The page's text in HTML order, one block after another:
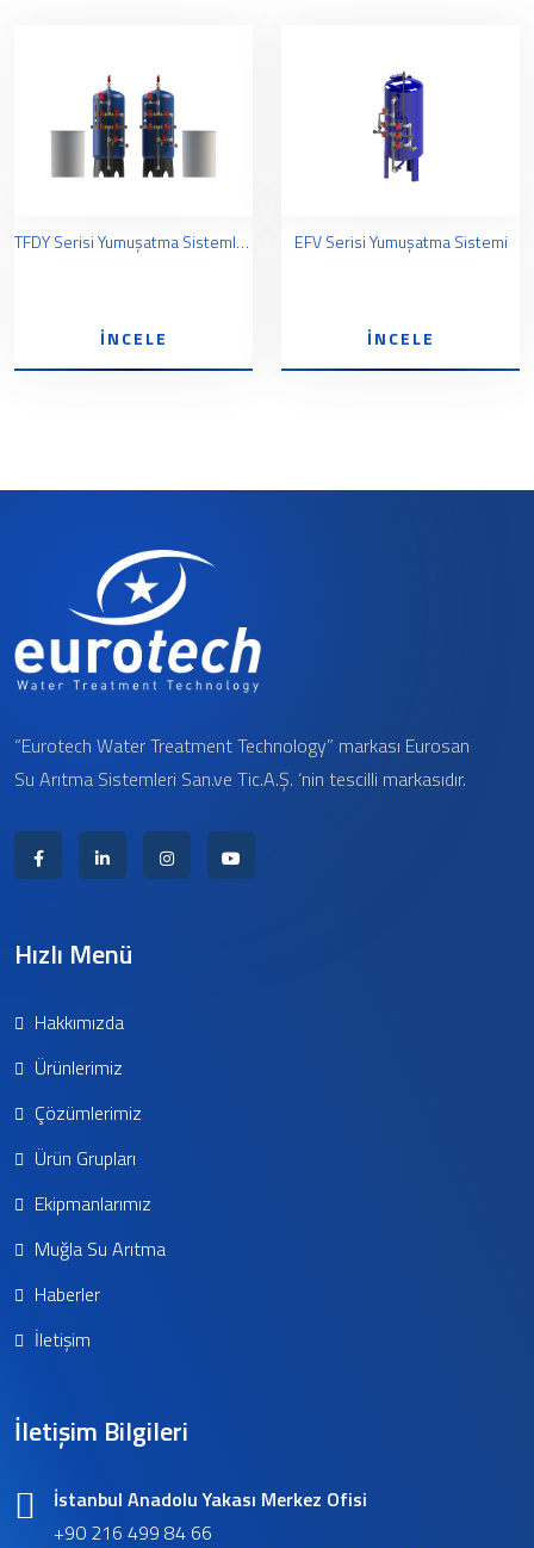
TFDY Serisi Yumuşatma Sistemleri
İNCELE
EFV Serisi Yumuşatma Sistemi
İNCELE
“Eurotech Water Treatment Technology” markası Eurosan
Su Arıtma Sistemleri San.ve Tic.A.Ş. ‘nin tescilli markasıdır.
Hızlı Menü
Hakkımızda
Ürünlerimiz
Çözümlerimiz
Ürün Grupları
Ekipmanlarımız
Muğla Su Arıtma
Haberler
İletişim
İletişim Bilgileri
İstanbul Anadolu Yakası Merkez Ofisi
+90 216 499 84 66